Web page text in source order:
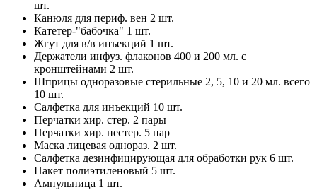
шт.
Канюля для периф. вен 2 шт.
Катетер-"бабочка" 1 шт.
Жгут для в/в инъекций 1 шт.
Держатели инфуз. флаконов 400 и 200 мл. с
кронштейнами 2 шт.
Шприцы одноразовые стерильные 2, 5, 10 и 20 мл. всего
10 шт.
Салфетка для инъекций 10 шт.
Перчатки хир. стер. 2 пары
Перчатки хир. нестер. 5 пар
Маска лицевая однораз. 2 шт.
Салфетка дезинфицирующая для обработки рук 6 шт.
Пакет полиэтиленовый 5 шт.
Ампульница 1 шт.